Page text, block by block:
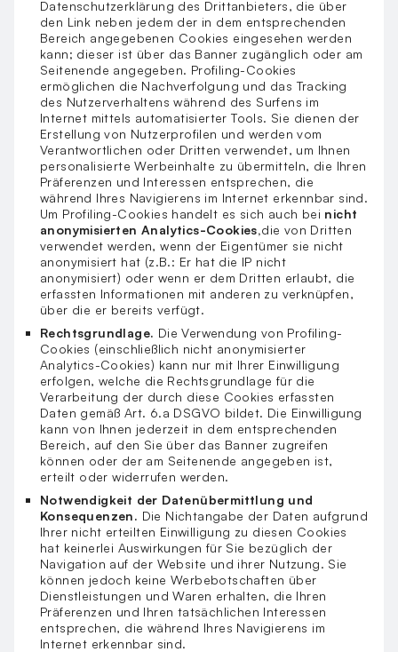
Datenschutzerklärung des Drittanbieters, die über
den Link neben jedem der in dem entsprechenden
Bereich angegebenen Cookies eingesehen werden
kann; dieser ist über das Banner zugänglich oder am
Seitenende angegeben. Profiling-Cookies
ermöglichen die Nachverfolgung und das Tracking
des Nutzerverhaltens während des Surfens im
Internet mittels automatisierter Tools. Sie dienen der
Erstellung von Nutzerprofilen und werden vom
Verantwortlichen oder Dritten verwendet, um Ihnen
personalisierte Werbeinhalte zu übermitteln, die Ihren
Präferenzen und Interessen entsprechen, die
während Ihres Navigierens im Internet erkennbar sind.
Um Profiling-Cookies handelt es sich auch bei nicht
anonymisierten Analytics-Cookies,die von Dritten
verwendet werden, wenn der Eigentümer sie nicht
anonymisiert hat (z.B.: Er hat die IP nicht
anonymisiert) oder wenn er dem Dritten erlaubt, die
erfassten Informationen mit anderen zu verknüpfen,
über die er bereits verfügt.
Rechtsgrundlage. Die Verwendung von Profiling-
Cookies (einschließlich nicht anonymisierter
Analytics-Cookies) kann nur mit Ihrer Einwilligung
erfolgen, welche die Rechtsgrundlage für die
Verarbeitung der durch diese Cookies erfassten
Daten gemäß Art. 6.a DSGVO bildet. Die Einwilligung
kann von Ihnen jederzeit in dem entsprechenden
Bereich, auf den Sie über das Banner zugreifen
können oder der am Seitenende angegeben ist,
erteilt oder widerrufen werden.
Notwendigkeit der Datenübermittlung und
Konsequenzen. Die Nichtangabe der Daten aufgrund
Ihrer nicht erteilten Einwilligung zu diesen Cookies
hat keinerlei Auswirkungen für Sie bezüglich der
Navigation auf der Website und ihrer Nutzung. Sie
können jedoch keine Werbebotschaften über
Dienstleistungen und Waren erhalten, die Ihren
Präferenzen und Ihren tatsächlichen Interessen
entsprechen, die während Ihres Navigierens im
Internet erkennbar sind.